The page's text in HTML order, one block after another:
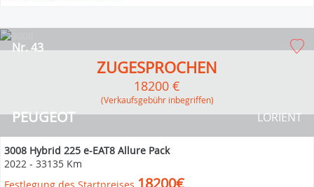
PEUGEOT
Nr. 43
LORIENT
ZUGESPROCHEN
18200 €
(Verkaufsgebühr inbegriffen)
3008 Hybrid 225 e-EAT8 Allure Pack
2022 - 33135 Km
18200€